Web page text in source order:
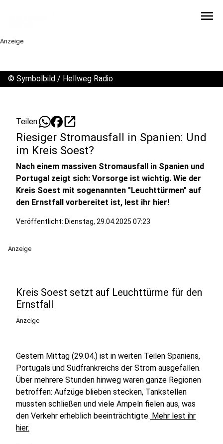
menu
Anzeige
© Symbolbild / Hellweg Radio
Teilen: open_in_new
Riesiger Stromausfall in Spanien: Und
im Kreis Soest?
Nach einem massiven Stromausfall in Spanien und
Portugal zeigt sich: Vorsorge ist wichtig. Wie der
Kreis Soest mit sogenannten "Leuchttürmen" auf
den Ernstfall vorbereitet ist, lest ihr hier!
Veröffentlicht: Dienstag, 29.04.2025 07:23
Anzeige
Kreis Soest setzt auf Leuchttürme für den
Ernstfall
Anzeige
Gestern Mittag (29.04.) ist in weiten Teilen Spaniens,
Portugals und Südfrankreichs der Strom ausgefallen.
Über mehrere Stunden hinweg waren ganze Regionen
betroffen: Aufzüge blieben stecken, Tankstellen
mussten schließen und viele Ampeln fielen aus, was
den Verkehr erheblich beeinträchtigte. Mehr lest ihr
hier.